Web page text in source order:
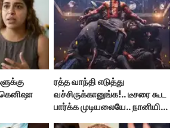
ரத்த வாந்தி எடுத்து
வச்சிருக்கானுங்க!.. டீசரை கூட
பார்க்க முடியலையே.. நானியின்